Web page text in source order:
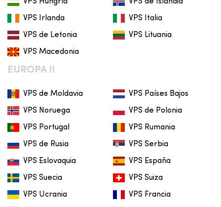
VPS Irlanda VPS Italia
VPS de Letonia VPS Lituania
VPS Macedonia
EUROPA II
VPS de Moldavia VPS Países Bajos
VPS Noruega VPS de Polonia
VPS Portugal VPS Rumania
VPS de Rusia VPS Serbia
VPS Eslovaquia VPS España
VPS Suecia VPS Suiza
VPS Ucrania VPS Francia